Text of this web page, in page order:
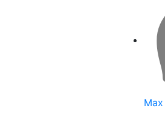
Max